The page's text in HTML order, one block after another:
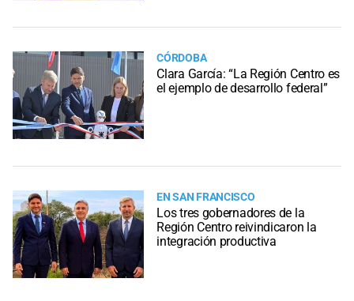
CÓRDOBA
Clara García: “La Región Centro es
el ejemplo de desarrollo federal”
EN SAN FRANCISCO
Los tres gobernadores de la
Región Centro reivindicaron la
integración productiva